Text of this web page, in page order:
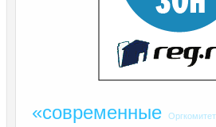
«современные